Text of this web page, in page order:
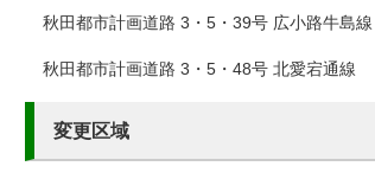
秋田都市計画道路 3・5・39号 広小路牛島線
秋田都市計画道路 3・5・48号 北愛宕通線
変更区域